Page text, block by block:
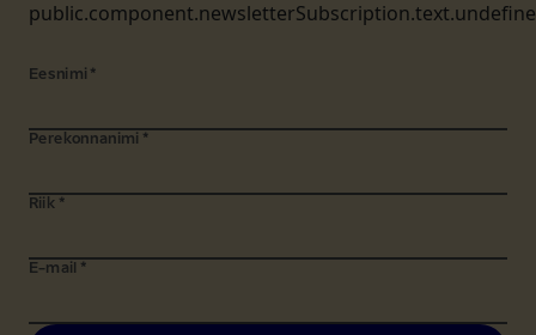
Eesnimi *
Perekonnanimi *
Riik *
E-mail *